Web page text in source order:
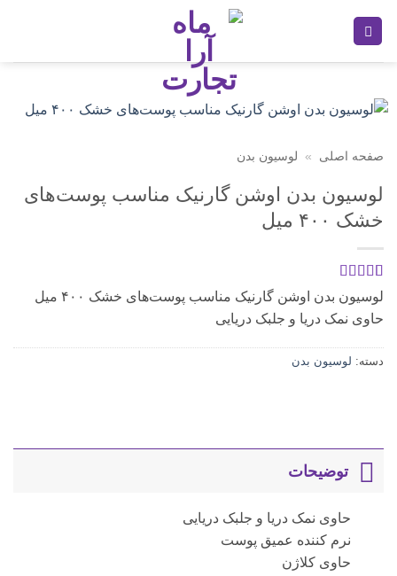
صفحه اصلی » لوسیون بدن
لوسیون بدن اوشن گارنیک مناسب پوست‌های
خشک ۴۰۰ میل
امتیازدهی 5
از 5 در
1
امتیازدهی
لوسیون بدن اوشن گارنیک مناسب پوست‌های خشک ۴۰۰ میل
حاوی نمک دریا و جلبک دریایی
دسته: لوسیون بدن
توضیحات
حاوی نمک دریا و جلبک دریایی
نرم کننده عمیق پوست
حاوی کلاژن